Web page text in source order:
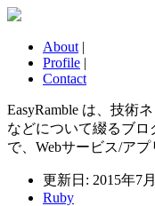
About |
Profile |
Contact
EasyRamble は、技術
などについて綴るブロ
で、Webサービス/アプ
更新日: 2015年7
Ruby